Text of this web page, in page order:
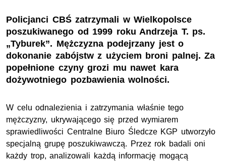
Policjanci CBŚ zatrzymali w Wielkopolsce
poszukiwanego od 1999 roku Andrzeja T. ps.
„Tyburek”. Mężczyzna podejrzany jest o
dokonanie zabójstw z użyciem broni palnej. Za
popełnione czyny grozi mu nawet kara
dożywotniego pozbawienia wolności.
W celu odnalezienia i zatrzymania właśnie tego
mężczyzny, ukrywającego się przed wymiarem
sprawiedliwości Centralne Biuro Śledcze KGP utworzyło
specjalną grupę poszukiwawczą. Przez rok badali oni
każdy trop, analizowali każdą informację mogącą